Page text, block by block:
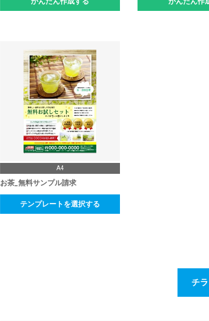
A4
お茶_無料サンプル請求
テンプレートを選択する
チ